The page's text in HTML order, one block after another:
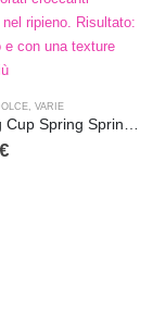
, VARIE
Reese’s Big Cup Spring Sprinkles 73gr